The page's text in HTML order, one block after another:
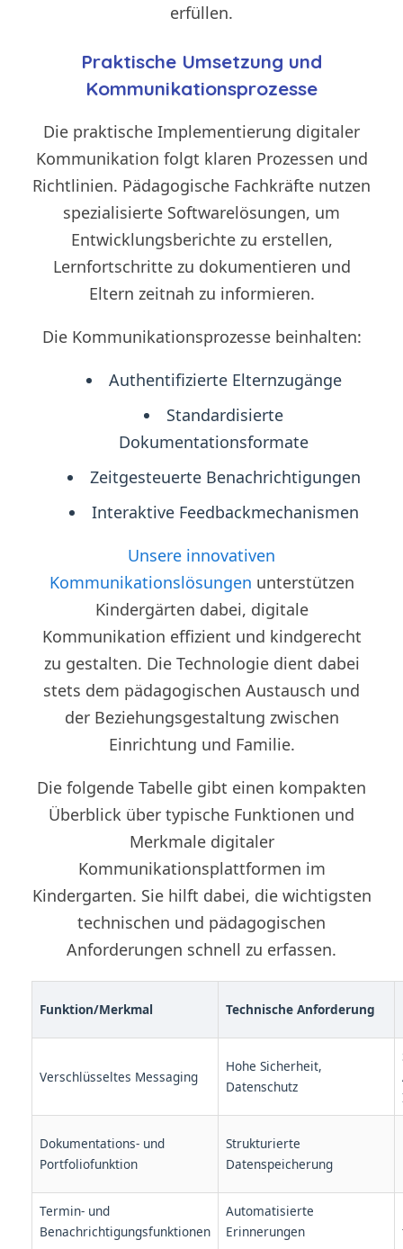
erfüllen.
Praktische Umsetzung und
Kommunikationsprozesse
Die praktische Implementierung digitaler
Kommunikation folgt klaren Prozessen und
Richtlinien. Pädagogische Fachkräfte nutzen
spezialisierte Softwarelösungen, um
Entwicklungsberichte zu erstellen,
Lernfortschritte zu dokumentieren und
Eltern zeitnah zu informieren.
Die Kommunikationsprozesse beinhalten:
Authentifizierte Elternzugänge
Standardisierte
Dokumentationsformate
Zeitgesteuerte Benachrichtigungen
Interaktive Feedbackmechanismen
Unsere innovativen
Kommunikationslösungen unterstützen
Kindergärten dabei, digitale
Kommunikation effizient und kindgerecht
zu gestalten. Die Technologie dient dabei
stets dem pädagogischen Austausch und
der Beziehungsgestaltung zwischen
Einrichtung und Familie.
Die folgende Tabelle gibt einen kompakten
Überblick über typische Funktionen und
Merkmale digitaler
Kommunikationsplattformen im
Kindergarten. Sie hilft dabei, die wichtigsten
technischen und pädagogischen
Anforderungen schnell zu erfassen.
Funktion/Merkmal Technische Anforderung
Verschlüsseltes Messaging
Hohe Sicherheit,
Datenschutz
Dokumentations- und
Portfoliofunktion
Strukturierte
Datenspeicherung
Termin- und
Benachrichtigungsfunktionen
Automatisierte
Erinnerungen